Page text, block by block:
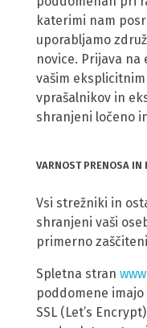
katerimi nam
uporabljamo
novice. Prijava na
vašim
vprašalnikov in
shranjeni ločeno
VARNOST PRENOSA IN
Vsi strežniki in
shranjeni vaši
primerno
Spletna stran
poddomene
SSL (Let’s